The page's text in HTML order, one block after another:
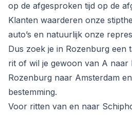
op de afgesproken tijd op de
Klanten waarderen onze
auto’s en natuurlijk onze
Dus zoek je in Rozenburg een
rit of wil je gewoon van A naar
Rozenburg naar Amsterdam
bestemming.
Voor ritten van en naar